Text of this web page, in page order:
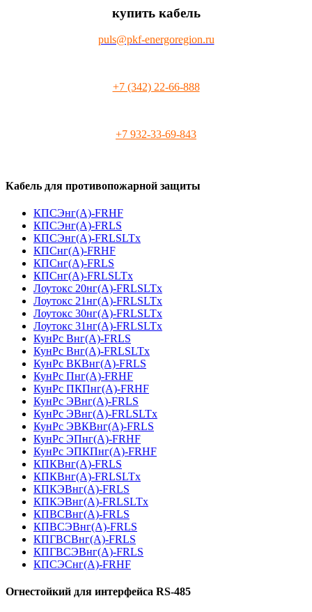
купить кабель
puls@pkf-energoregion.ru
+7 (342) 22-66-888
+7 932-33-69-843
Кабель для противопожарной защиты
КПСЭнг(А)-FRHF
КПСЭнг(А)-FRLS
КПСЭнг(А)-FRLSLTx
КПСнг(А)-FRHF
КПСнг(А)-FRLS
КПСнг(А)-FRLSLTx
Лоутокс 20нг(А)-FRLSLTx
Лоутокс 21нг(А)-FRLSLTx
Лоутокс 30нг(А)-FRLSLTx
Лоутокс 31нг(А)-FRLSLTx
КунРс Внг(А)-FRLS
КунРс Внг(А)-FRLSLTx
КунРс ВКВнг(А)-FRLS
КунРс Пнг(А)-FRHF
КунРс ПКПнг(А)-FRHF
КунРс ЭВнг(А)-FRLS
КунРс ЭВнг(А)-FRLSLTx
КунРс ЭВКВнг(А)-FRLS
КунРс ЭПнг(А)-FRHF
КунРс ЭПКПнг(А)-FRHF
КПКВнг(А)-FRLS
КПКВнг(А)-FRLSLTx
КПКЭВнг(А)-FRLS
КПКЭВнг(А)-FRLSLTx
КПВСВнг(А)-FRLS
КПВСЭВнг(А)-FRLS
КПГВСВнг(А)-FRLS
КПГВСЭВнг(А)-FRLS
КПСЭСнг(А)-FRHF
Огнестойкий для интерфейса RS-485